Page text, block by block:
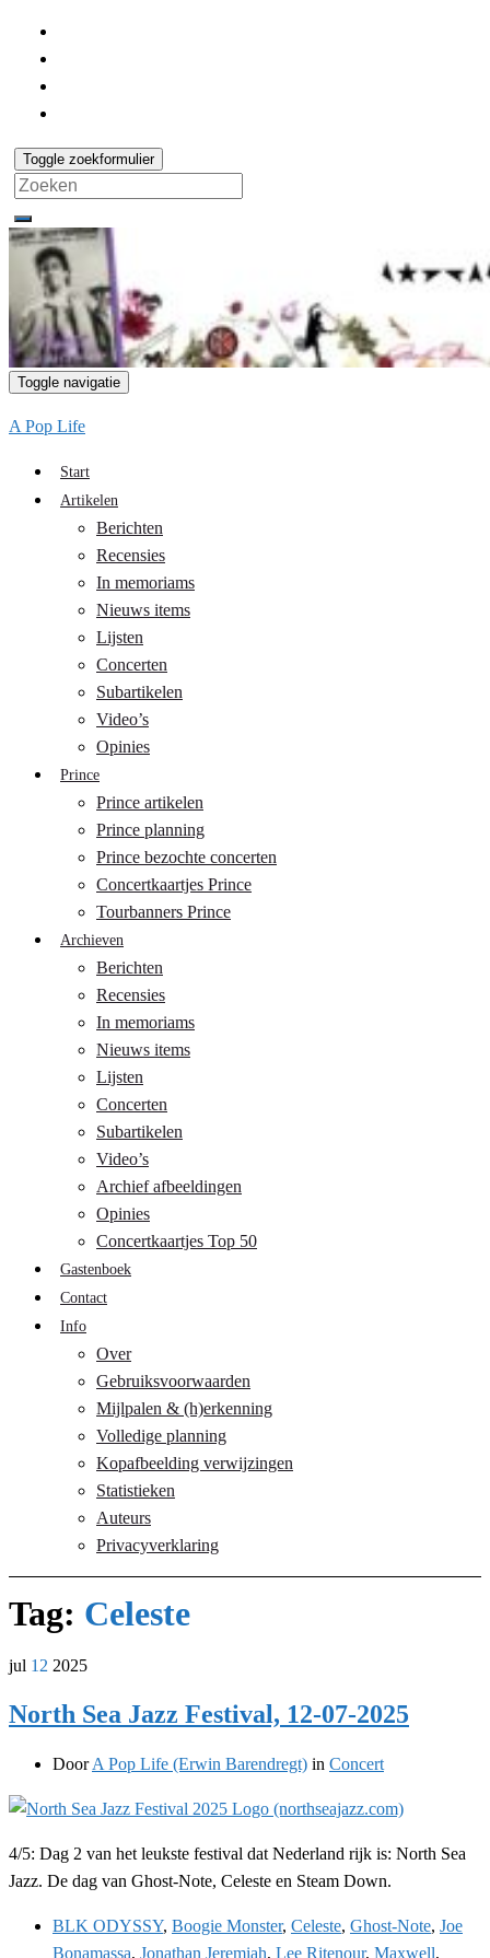
Toggle zoekformulier
Search
for:
Toggle navigatie
A Pop Life
Start
Artikelen
Berichten
Recensies
In memoriams
Nieuws items
Lijsten
Concerten
Subartikelen
Video’s
Opinies
Prince
Prince artikelen
Prince planning
Prince bezochte concerten
Concertkaartjes Prince
Tourbanners Prince
Archieven
Berichten
Recensies
In memoriams
Nieuws items
Lijsten
Concerten
Subartikelen
Video’s
Archief afbeeldingen
Opinies
Concertkaartjes Top 50
Gastenboek
Contact
Info
Over
Gebruiksvoorwaarden
Mijlpalen & (h)erkenning
Volledige planning
Kopafbeelding verwijzingen
Statistieken
Auteurs
Privacyverklaring
Tag: Celeste
jul 12 2025
North Sea Jazz Festival, 12-07-2025
DoorA Pop Life (Erwin Barendregt) in Concert
4/5: Dag 2 van het leukste festival dat Nederland rijk is: North Sea
Jazz. De dag van Ghost-Note, Celeste en Steam Down.
BLK ODYSSY, Boogie Monster, Celeste, Ghost-Note, Joe
Bonamassa, Jonathan Jeremiah, Lee Ritenour, Maxwell,